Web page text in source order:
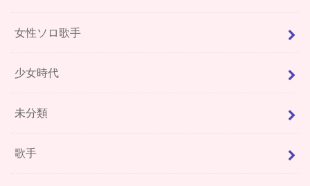
女性ソロ歌手
少女時代
未分類
歌手